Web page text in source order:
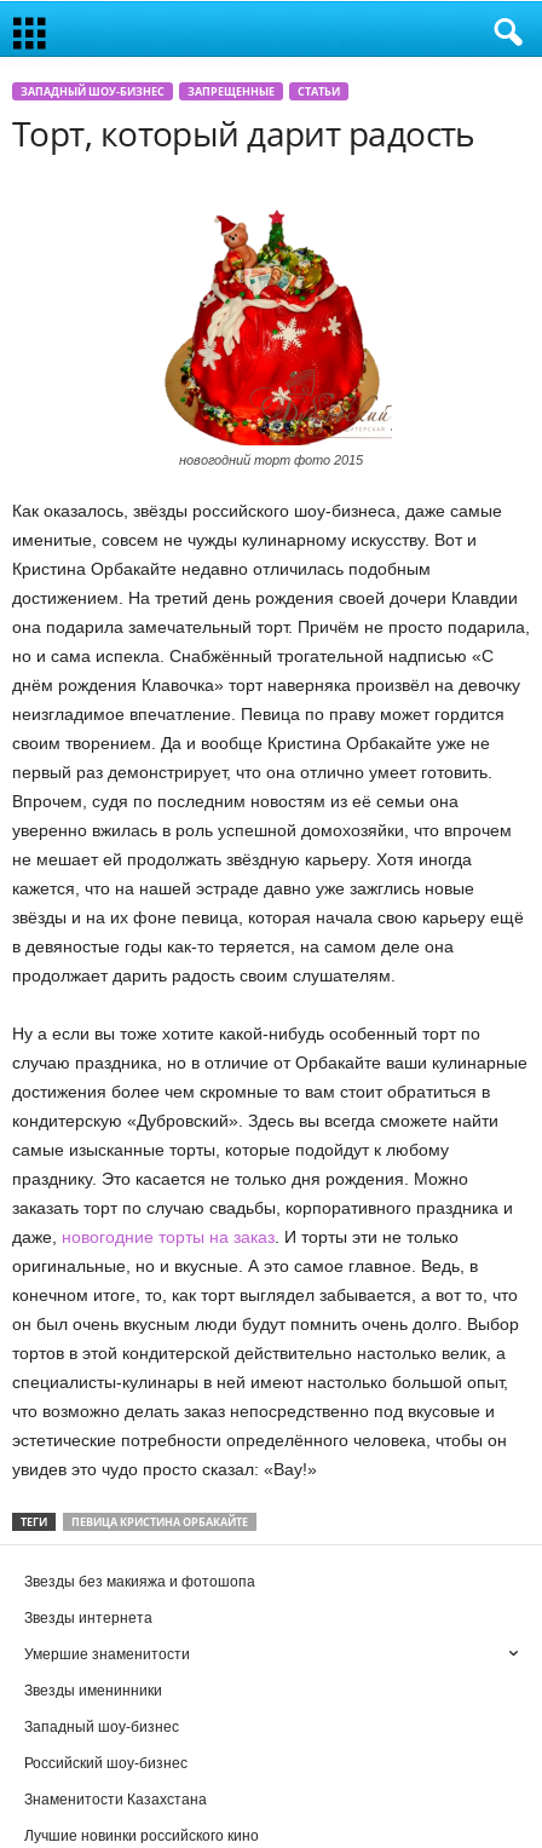
ЗАПАДНЫЙ ШОУ-БИЗНЕС ЗАПРЕЩЕННЫЕ СТАТЬИ
Торт, который дарит радость
новогодний торт фото 2015
Как оказалось, звёзды российского шоу-бизнеса, даже самые
именитые, совсем не чужды кулинарному искусству. Вот и
Кристина Орбакайте недавно отличилась подобным
достижением. На третий день рождения своей дочери Клавдии
она подарила замечательный торт. Причём не просто подарила,
но и сама испекла. Снабжённый трогательной надписью «С
днём рождения Клавочка» торт наверняка произвёл на девочку
неизгладимое впечатление. Певица по праву может гордится
своим творением. Да и вообще Кристина Орбакайте уже не
первый раз демонстрирует, что она отлично умеет готовить.
Впрочем, судя по последним новостям из её семьи она
уверенно вжилась в роль успешной домохозяйки, что впрочем
не мешает ей продолжать звёздную карьеру. Хотя иногда
кажется, что на нашей эстраде давно уже зажглись новые
звёзды и на их фоне певица, которая начала свою карьеру ещё
в девяностые годы как-то теряется, на самом деле она
продолжает дарить радость своим слушателям.
Ну а если вы тоже хотите какой-нибудь особенный торт по
случаю праздника, но в отличие от Орбакайте ваши кулинарные
достижения более чем скромные то вам стоит обратиться в
кондитерскую «Дубровский». Здесь вы всегда сможете найти
самые изысканные торты, которые подойдут к любому
празднику. Это касается не только дня рождения. Можно
заказать торт по случаю свадьбы, корпоративного праздника и
даже, новогодние торты на заказ . И торты эти не только
оригинальные, но и вкусные. А это самое главное. Ведь, в
конечном итоге, то, как торт выглядел забывается, а вот то, что
он был очень вкусным люди будут помнить очень долго. Выбор
тортов в этой кондитерской действительно настолько велик, а
специалисты-кулинары в ней имеют настолько большой опыт,
что возможно делать заказ непосредственно под вкусовые и
эстетические потребности определённого человека, чтобы он
увидев это чудо просто сказал: «Вау!»
ТЕГИ ПЕВИЦА КРИСТИНА ОРБАКАЙТЕ
Звезды без макияжа и фотошопа
Звезды интернета
Умершие знаменитости
Звезды именинники
Западный шоу-бизнес
Российский шоу-бизнес
Знаменитости Казахстана
Лучшие новинки российского кино